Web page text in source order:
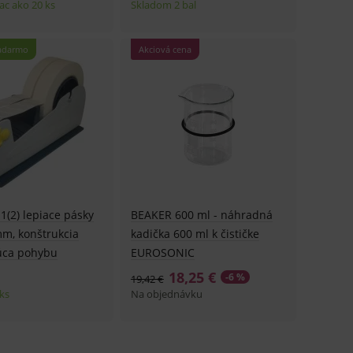
ako 20 ks Skladom 2 bal
lepiace pásky
konštrukcia
pohybu
Akciová cena
BEAKER 600 ml - náhradná
kadička 600 ml k čističke
EUROSONIC
18,25 €
19,42 € -6 %
Na objednávku
zapamatování
aby banner cookie
analytics.
analytics.
analytics.
reklamy.
cookies a
reklamy.